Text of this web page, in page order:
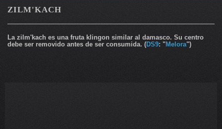
ZILM'KACH
La zilm'kach es una fruta klingon similar al damasco. Su centro
debe ser removido antes de ser consumida. (DS9: "Melora")